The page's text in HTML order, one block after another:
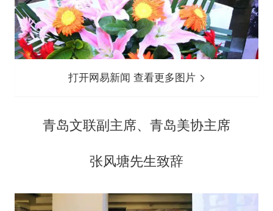
打开网易新闻 查看更多图片
青岛文联副主席、青岛美协主席
张风塘先生致辞